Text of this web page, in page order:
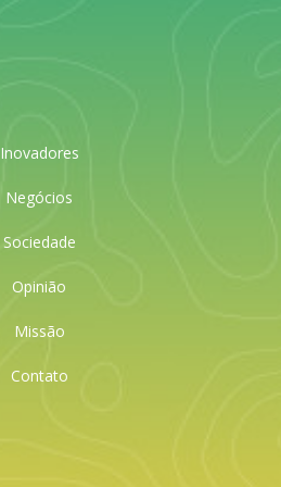
Inovadores
Negócios
Sociedade
Opinião
Missão
Contato